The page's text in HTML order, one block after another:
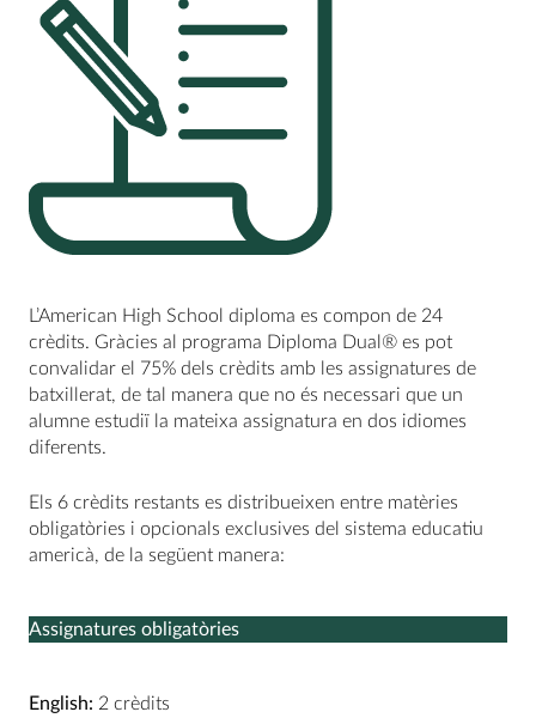
L’American High School diploma es compon de 24
crèdits. Gràcies al programa Diploma Dual® es pot
convalidar el 75% dels crèdits amb les assignatures de
batxillerat, de tal manera que no és necessari que un
alumne estudiï la mateixa assignatura en dos idiomes
diferents.
Els 6 crèdits restants es distribueixen entre matèries
obligatòries i opcionals exclusives del sistema educatiu
americà, de la següent manera:
Assignatures obligatòries
English: 2 crèdits